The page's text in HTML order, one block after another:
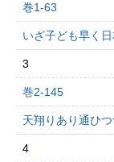
巻1-63
いざ子ども早く
3
巻2-145
天翔りあり通ひ
4